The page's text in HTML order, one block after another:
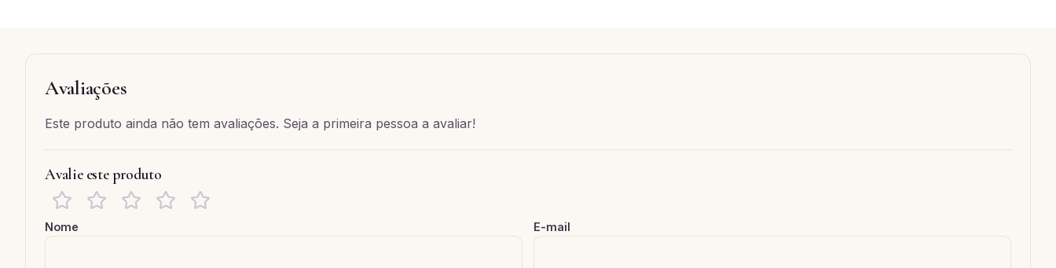
Avaliações
Este produto ainda não tem avaliações. Seja a primeira pessoa a avaliar!
Avalie este produto
Nome E-mail